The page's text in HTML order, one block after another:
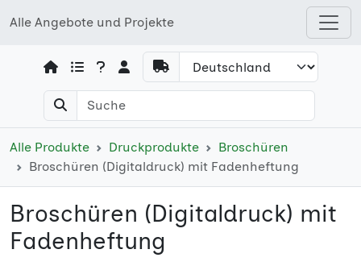
Alle Angebote und Projekte
Open shops menu
Alle Produkte Druckprodukte
Broschüren
Broschüren (Digitaldruck) mit Fadenheftung
Broschüren (Digitaldruck) mit
Fadenheftung